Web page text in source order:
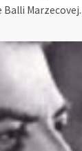
Marzecovej.